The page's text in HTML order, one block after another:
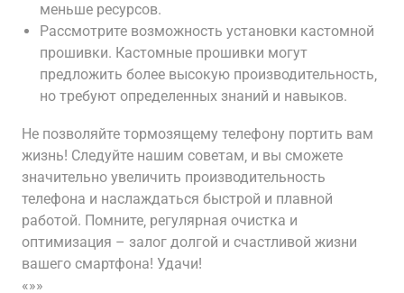
меньше ресурсов.
Рассмотрите возможность установки кастомной
прошивки. Кастомные прошивки могут
предложить более высокую производительность‚
но требуют определенных знаний и навыков.
Не позволяйте тормозящему телефону портить вам
жизнь! Следуйте нашим советам‚ и вы сможете
значительно увеличить производительность
телефона и наслаждаться быстрой и плавной
работой. Помните‚ регулярная очистка и
оптимизация – залог долгой и счастливой жизни
вашего смартфона! Удачи!
«»»